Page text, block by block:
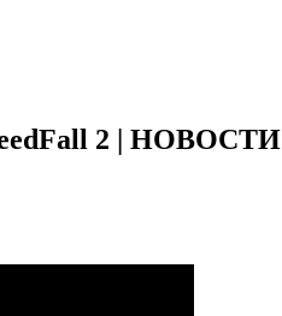
2 | НОВОСТИ